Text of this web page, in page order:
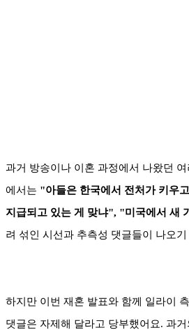
과거 방송이나 이혼 과정에서 나왔던
에서는 "아들은 한국에서 전처가 키우
지급되고 있는 게 맞냐", "미국에서 새
려 섞인 시선과 추측성 댓글들이 나오
하지만 이번 재혼 발표와 함께 일라이
댓글은 자제해 달라고 당부했어요. 과